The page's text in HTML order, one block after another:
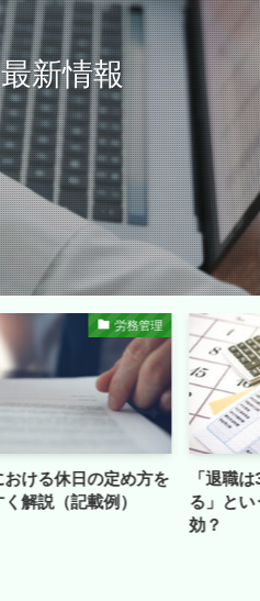
新情報
新情報
新情報
労務管理
か月前までに申し出
就業規則のルールは有
月45時
どうな